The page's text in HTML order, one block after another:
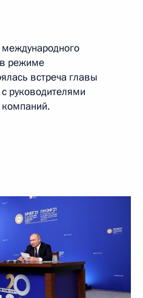
международного
режиме
встреча главы
руководителями
компаний.